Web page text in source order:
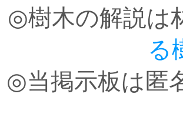
◎樹木の解説は
る
◎当掲示板は匿